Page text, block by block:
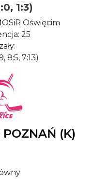
1:3)
Oświęcim
25
8:5, 7:13)
POZNAŃ (K)